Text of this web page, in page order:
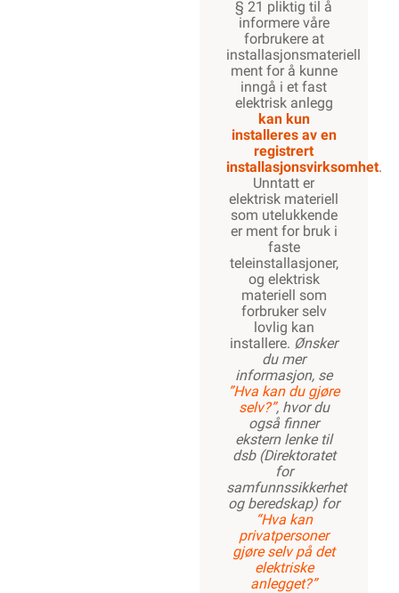
§ 21 pliktig til å
informere våre
forbrukere at
installasjonsmateriell
ment for å kunne
inngå i et fast
elektrisk anlegg
kan kun
installeres av en
registrert
installasjonsvirksomhet.
Unntatt er
elektrisk materiell
som utelukkende
er ment for bruk i
faste
teleinstallasjoner,
og elektrisk
materiell som
forbruker selv
lovlig kan
installere. Ønsker
du mer
informasjon, se
”Hva kan du gjøre
selv?”, hvor du
også finner
ekstern lenke til
dsb (Direktoratet
for
samfunnssikkerhet
og beredskap) for
“Hva kan
privatpersoner
gjøre selv på det
elektriske
anlegget?”